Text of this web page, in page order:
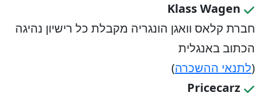
Klass Wagen
חברת קלאס וואגן הונגריה מקבלת כל רישיון נהיגה
הכתוב באנגלית
(לתנאי ההשכרה)
Pricecarz